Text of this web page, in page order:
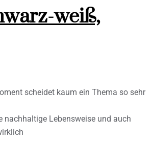
weiß,
scheidet kaum ein Thema so sehr
nachhaltige Lebensweise und auch